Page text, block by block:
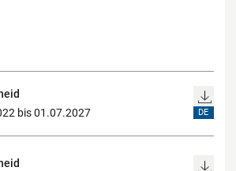
bis 01.07.2027
DE